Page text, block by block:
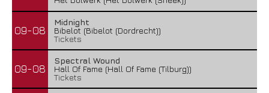
09-08
Midnight
Bibelot (Bibelot (Dordrecht))
Tickets
09-08
Spectral Wound
Hall Of Fame (Hall Of Fame (Tilburg))
Tickets